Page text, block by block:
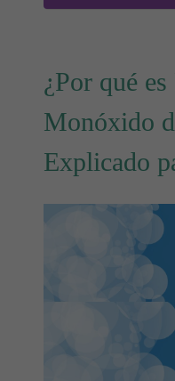
¿Por qué
Monóxido
Explicado